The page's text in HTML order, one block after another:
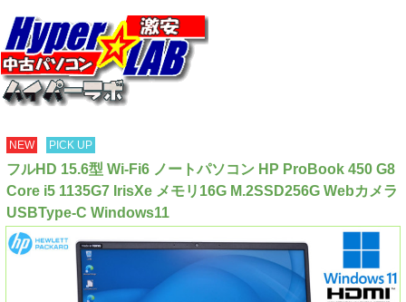
NEW PICK UP
フルHD 15.6型 Wi-Fi6 ノートパソコン HP ProBook 450 G8
Core i5 1135G7 IrisXe メモリ16G M.2SSD256G Webカメラ
USBType-C Windows11